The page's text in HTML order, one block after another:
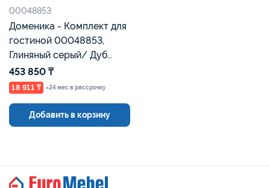
00048853
Доменика - Комплект для
гостиной 00048853,
Глиняный серый/ Дуб
сильвержек ореховый,
БРВ Брест
453 850 ₸
18 911 ₸ ×24 мес в рассрочку
Добавить в корзину